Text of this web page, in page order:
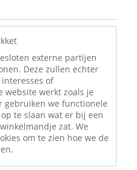
externe partijen
Deze zullen echter
of
website werkt zoals je
gebruiken we functionele
te slaan wat er bij een
zat. We
om te zien hoe we de